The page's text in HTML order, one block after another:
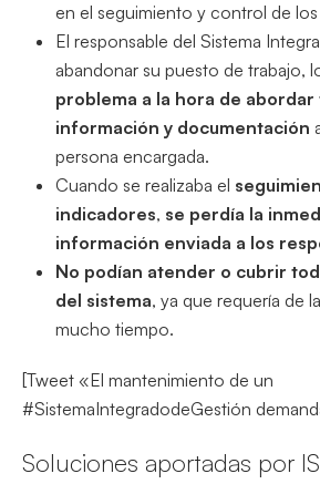
en el seguimiento y control de los
El responsable del Sistema
abandonar su puesto de trabajo,
problema a la hora de abordar
información y documentación
persona encargada.
Cuando se realizaba el
indicadores, se perdía la
información enviada a los
No podían atender o cubrir
del sistema, ya que requería de
mucho tiempo.
[Tweet «El mantenimiento de un
#SistemaIntegradodeGestión
Soluciones aportadas por